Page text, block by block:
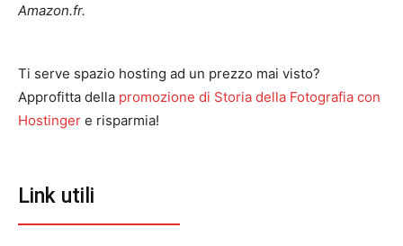
Amazon.fr.
Ti serve spazio hosting ad un prezzo mai visto?
Approfitta della promozione di Storia della Fotografia con
Hostinger e risparmia!
Link utili